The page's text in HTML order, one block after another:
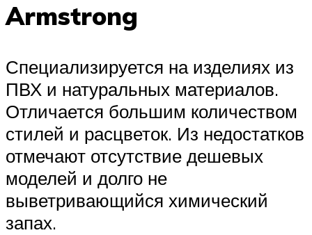
Armstrong
Специализируется на изделиях из
ПВХ и натуральных материалов.
Отличается большим количеством
стилей и расцветок. Из недостатков
отмечают отсутствие дешевых
моделей и долго не
выветривающийся химический
запах.